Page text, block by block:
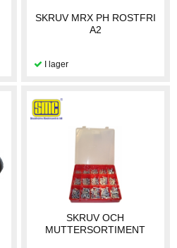
SKRUV MRX PH ROSTFRI
A2
SKRUV OCH
MUTTERSORTIMENT